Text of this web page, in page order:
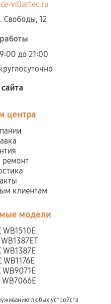
villartec.ru
Свободы, 12
до 21:00
центра
ремонт
клиентам
модели
WB1510E
WB1387E
WB1176E
WB9071E
WB7066E
любых устройств